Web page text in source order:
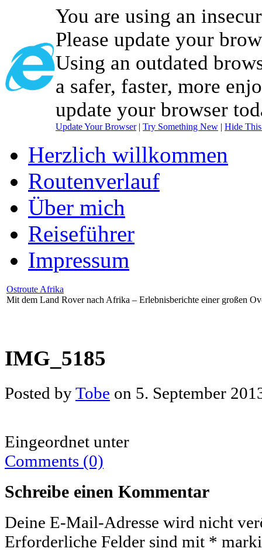
You are using an
Please update your
Using an outdated
a safer, faster, more
update your browser
Update Your Browser| Try Something New | Hide
Herzlich willkommen
Routenverlauf
Über mich
Reiseführer
Impressum
Ostroute Afrika
Mit dem Land Rover nach Afrika – Erlebnisberichte einer großen
IMG_5185
Posted byTobe on 5. September
Eingeordnet unter
Comments (0)
Schreibe einen Kommentar
Deine E-Mail-Adresse wird nicht
Erforderliche Felder sind mit *